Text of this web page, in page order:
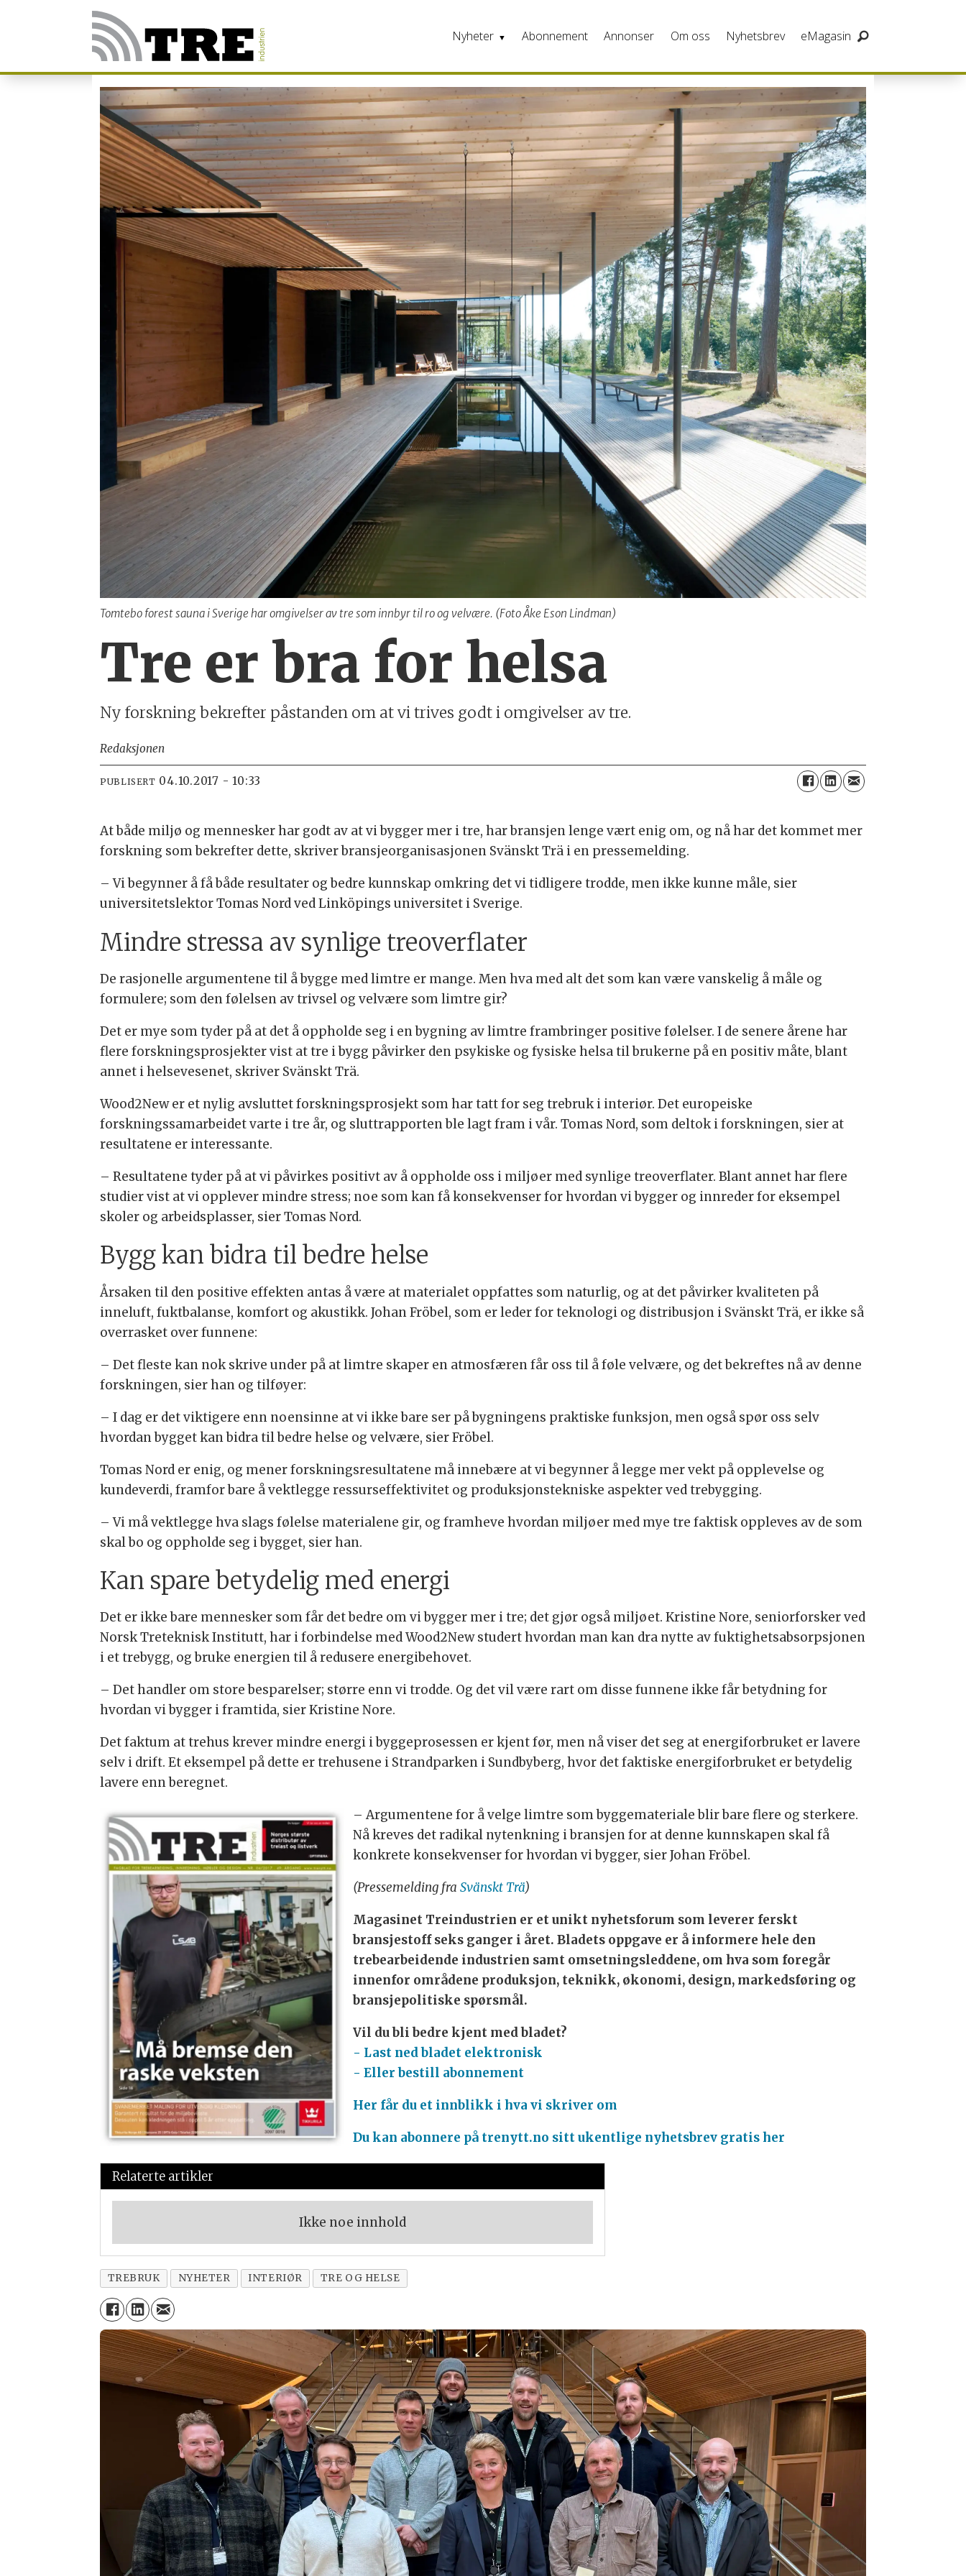
Nyheter Abonnement Annonser Om oss Nyhetsbrev eMagasin
Tomtebo forest sauna i Sverige har omgivelser av tre som innbyr til ro og velvære. (Foto Åke Eson Lindman)
Tre er bra for helsa
Ny forskning bekrefter påstanden om at vi trives godt i omgivelser av tre.
Redaksjonen
PUBLISERT 04.10.2017 - 10:33
At både miljø og mennesker har godt av at vi bygger mer i tre, har bransjen lenge vært enig om, og nå har det kommet mer
forskning som bekrefter dette, skriver bransjeorganisasjonen Svänskt Trä i en pressemelding.
– Vi begynner å få både resultater og bedre kunnskap omkring det vi tidligere trodde, men ikke kunne måle, sier
universitetslektor Tomas Nord ved Linköpings universitet i Sverige.
Mindre stressa av synlige treoverflater
De rasjonelle argumentene til å bygge med limtre er mange. Men hva med alt det som kan være vanskelig å måle og
formulere; som den følelsen av trivsel og velvære som limtre gir?
Det er mye som tyder på at det å oppholde seg i en bygning av limtre frambringer positive følelser. I de senere årene har
flere forskningsprosjekter vist at tre i bygg påvirker den psykiske og fysiske helsa til brukerne på en positiv måte, blant
annet i helsevesenet, skriver Svänskt Trä.
Wood2New er et nylig avsluttet forskningsprosjekt som har tatt for seg trebruk i interiør. Det europeiske
forskningssamarbeidet varte i tre år, og sluttrapporten ble lagt fram i vår. Tomas Nord, som deltok i forskningen, sier at
resultatene er interessante.
– Resultatene tyder på at vi påvirkes positivt av å oppholde oss i miljøer med synlige treoverflater. Blant annet har flere
studier vist at vi opplever mindre stress; noe som kan få konsekvenser for hvordan vi bygger og innreder for eksempel
skoler og arbeidsplasser, sier Tomas Nord.
Bygg kan bidra til bedre helse
Årsaken til den positive effekten antas å være at materialet oppfattes som naturlig, og at det påvirker kvaliteten på
inneluft, fuktbalanse, komfort og akustikk. Johan Fröbel, som er leder for teknologi og distribusjon i Svänskt Trä, er ikke så
overrasket over funnene:
– Det fleste kan nok skrive under på at limtre skaper en atmosfæren får oss til å føle velvære, og det bekreftes nå av denne
forskningen, sier han og tilføyer:
– I dag er det viktigere enn noensinne at vi ikke bare ser på bygningens praktiske funksjon, men også spør oss selv
hvordan bygget kan bidra til bedre helse og velvære, sier Fröbel.
Tomas Nord er enig, og mener forskningsresultatene må innebære at vi begynner å legge mer vekt på opplevelse og
kundeverdi, framfor bare å vektlegge ressurseffektivitet og produksjonstekniske aspekter ved trebygging.
– Vi må vektlegge hva slags følelse materialene gir, og framheve hvordan miljøer med mye tre faktisk oppleves av de som
skal bo og oppholde seg i bygget, sier han.
Kan spare betydelig med energi
Det er ikke bare mennesker som får det bedre om vi bygger mer i tre; det gjør også miljøet. Kristine Nore, seniorforsker ved
Norsk Treteknisk Institutt, har i forbindelse med Wood2New studert hvordan man kan dra nytte av fuktighetsabsorpsjonen
i et trebygg, og bruke energien til å redusere energibehovet.
– Det handler om store besparelser; større enn vi trodde. Og det vil være rart om disse funnene ikke får betydning for
hvordan vi bygger i framtida, sier Kristine Nore.
Det faktum at trehus krever mindre energi i byggeprosessen er kjent før, men nå viser det seg at energiforbruket er lavere
selv i drift. Et eksempel på dette er trehusene i Strandparken i Sundbyberg, hvor det faktiske energiforbruket er betydelig
lavere enn beregnet.
– Argumentene for å velge limtre som byggemateriale blir bare flere og sterkere.
Nå kreves det radikal nytenkning i bransjen for at denne kunnskapen skal få
konkrete konsekvenser for hvordan vi bygger, sier Johan Fröbel.
(Pressemelding fra Svänskt Trä)
Magasinet Treindustrien er et unikt nyhetsforum som leverer ferskt
bransjestoff seks ganger i året. Bladets oppgave er å informere hele den
trebearbeidende industrien samt omsetningsleddene, om hva som foregår
innenfor områdene produksjon, teknikk, økonomi, design, markedsføring og
bransjepolitiske spørsmål.
Vil du bli bedre kjent med bladet?
- Last ned bladet elektronisk
- Eller bestill abonnement
Her får du et innblikk i hva vi skriver om
Du kan abonnere på trenytt.no sitt ukentlige nyhetsbrev gratis her
Relaterte artikler
Ikke noe innhold
TREBRUK NYHETER INTERIØR TRE OG HELSE